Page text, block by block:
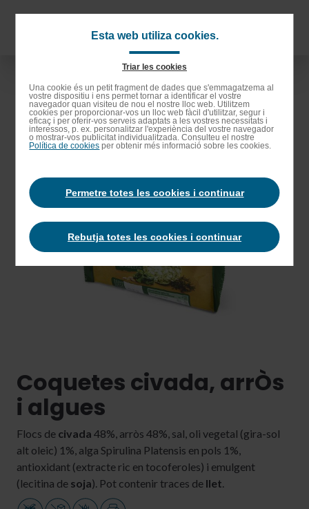
Coquetes civada, arrÒs
i algues
Flocs de civada 48%, arròs 48%, sal, oli vegetal (gira-sol
alt oleic) 1%, alga Spirulina Platensis en pols 1%,
antioxidant (extracte ric en tocoferoles) i emulgent
(lecitina de soja). Pot contenir traces de llet.
Esta web utiliza cookies.
Triar les cookies
Una cookie és un petit fragment de dades que s'emmagatzema al
vostre dispositiu i ens permet tornar a identificar el vostre
navegador quan visiteu de nou el nostre lloc web. Utilitzem
cookies per proporcionar-vos un lloc web fàcil d'utilitzar, segur i
eficaç i per oferir-vos serveis adaptats a les vostres necessitats i
interessos, p. ex. personalitzar l'experiència del vostre navegador
o mostrar-vos publicitat individualitzada. Consulteu el nostre
Política de cookies per obtenir més informació sobre les cookies.
Permetre totes les cookies i continuar
Rebutja totes les cookies i continuar